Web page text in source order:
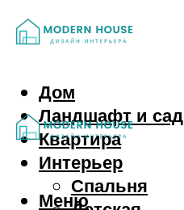
Дом
Ландшафт и сад
Квартира
Интерьер
Спальня
Меню